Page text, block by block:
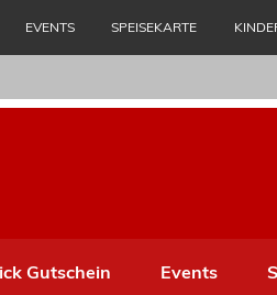
EVENTS SPEISEKARTE
Gutschein Events